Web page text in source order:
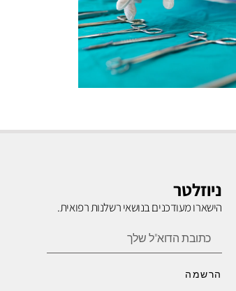
רשלנות
לחץ כאן
ניוזלטר
הישארו מעודכנים בנושאי רשלנות רפואית.
הרשמה